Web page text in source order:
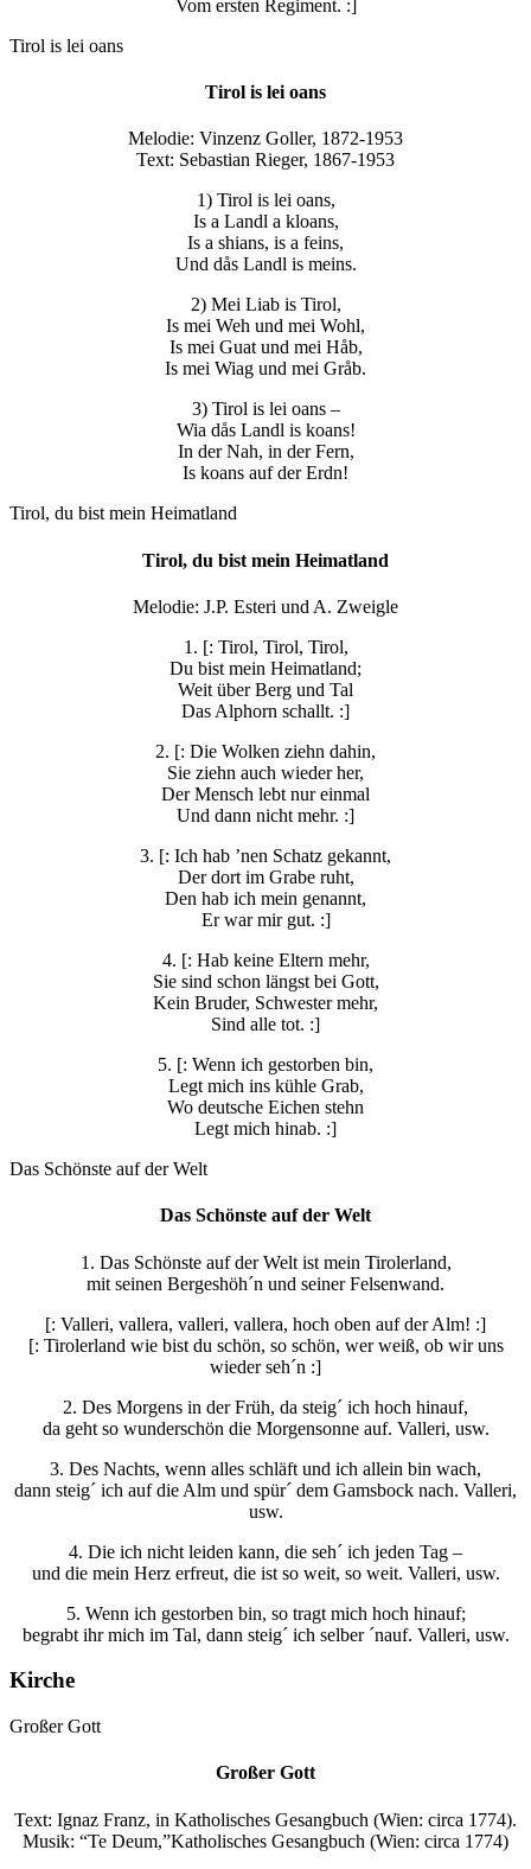
Vom ersten Regiment. :]
Tirol is lei oans
Tirol is lei oans
Melodie: Vinzenz Goller, 1872-1953
Text: Sebastian Rieger, 1867-1953
1) Tirol is lei oans,
Is a Landl a kloans,
Is a shians, is a feins,
Und dås Landl is meins.
2) Mei Liab is Tirol,
Is mei Weh und mei Wohl,
Is mei Guat und mei Håb,
Is mei Wiag und mei Gråb.
3) Tirol is lei oans –
Wia dås Landl is koans!
In der Nah, in der Fern,
Is koans auf der Erdn!
Tirol, du bist mein Heimatland
Tirol, du bist mein Heimatland
Melodie: J.P. Esteri und A. Zweigle
1. [: Tirol, Tirol, Tirol,
Du bist mein Heimatland;
Weit über Berg und Tal
Das Alphorn schallt. :]
2. [: Die Wolken ziehn dahin,
Sie ziehn auch wieder her,
Der Mensch lebt nur einmal
Und dann nicht mehr. :]
3. [: Ich hab ’nen Schatz gekannt,
Der dort im Grabe ruht,
Den hab ich mein genannt,
Er war mir gut. :]
4. [: Hab keine Eltern mehr,
Sie sind schon längst bei Gott,
Kein Bruder, Schwester mehr,
Sind alle tot. :]
5. [: Wenn ich gestorben bin,
Legt mich ins kühle Grab,
Wo deutsche Eichen stehn
Legt mich hinab. :]
Das Schönste auf der Welt
Das Schönste auf der Welt
1. Das Schönste auf der Welt ist mein Tirolerland,
mit seinen Bergeshöh´n und seiner Felsenwand.
[: Valleri, vallera, valleri, vallera, hoch oben auf der Alm! :]
[: Tirolerland wie bist du schön, so schön, wer weiß, ob wir uns
wieder seh´n :]
2. Des Morgens in der Früh, da steig´ ich hoch hinauf,
da geht so wunderschön die Morgensonne auf. Valleri, usw.
3. Des Nachts, wenn alles schläft und ich allein bin wach,
dann steig´ ich auf die Alm und spür´ dem Gamsbock nach. Valleri,
usw.
4. Die ich nicht leiden kann, die seh´ ich jeden Tag –
und die mein Herz erfreut, die ist so weit, so weit. Valleri, usw.
5. Wenn ich gestorben bin, so tragt mich hoch hinauf;
begrabt ihr mich im Tal, dann steig´ ich selber ´nauf. Valleri, usw.
Kirche
Großer Gott
Großer Gott
Text: Ignaz Franz, in Ka­thol­isch­es Ge­sang­buch (Wien: cir­ca 1774).
Musik: “Te Deum,”Katholisches Gesangbuch (Wien: circa 1774)